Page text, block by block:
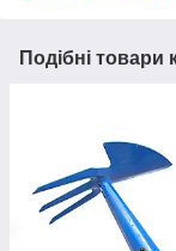
Подібні товари